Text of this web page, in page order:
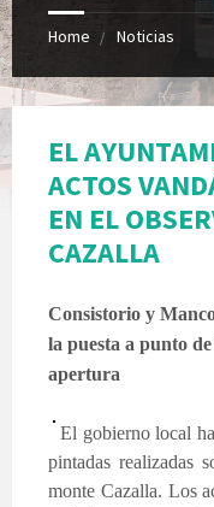
Home Noticias
EL
ACTOS
EN EL
CAZALLA
Consistorio y
la puesta a punto
apertura
El gobierno local
pintadas realizadas
monte Cazalla. Los